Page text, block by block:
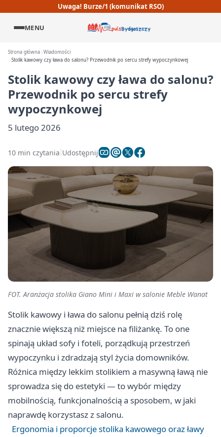
Uwaga! Burze/1 (komunikat RSO)
MENU
Strona główna Wiadomości
Stolik kawowy czy ława do salonu? Przewodnik po sercu strefy wypoczynkowej
Stolik kawowy czy ława do salonu?
Przewodnik po sercu strefy
wypoczynkowej
5 lutego 2026
10 min czytania Udostępnij
FOT. Aranżacja stolika Giano Mini i Maxi w salonie Meble Wanat
Stolik kawowy i ława do salonu pełnią dziś rolę
znacznie większą niż miejsce na filiżankę. To one
spinają układ sofy i foteli, porządkują przestrzeń
wypoczynku i zdradzają styl życia domowników.
Różnica między lekkim stolikiem a masywną ławą nie
sprowadza się do estetyki — to wybór między
mobilnością, funkcjonalnością a sposobem, w jaki
naprawdę korzystasz z salonu.
Ergonomia i proporcje stolika kawowego oraz ławy